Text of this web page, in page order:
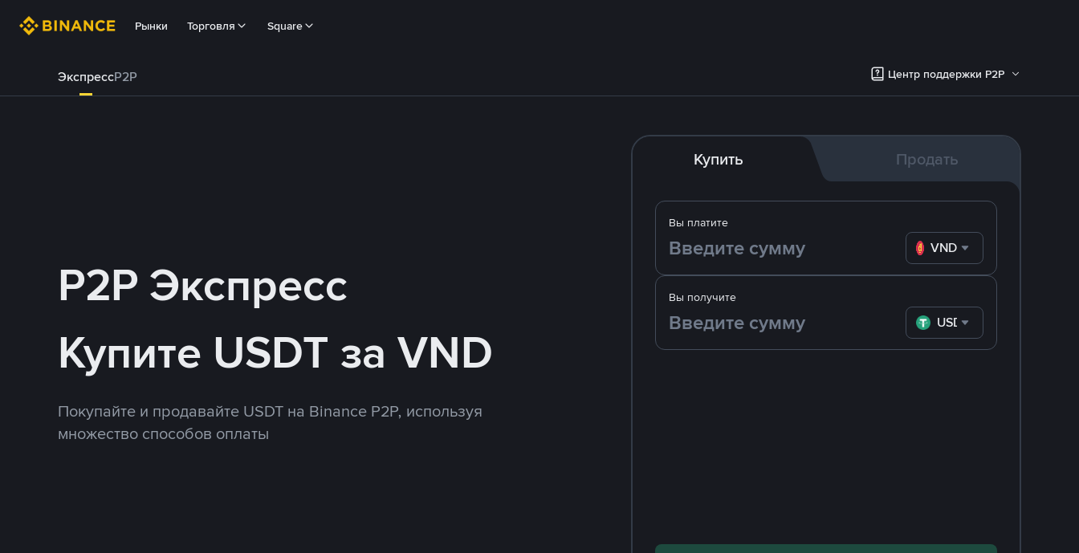
Рынки Торговля Square
ЭкспрессP2P Центр поддержки P2P
P2P Экспресс
Купите USDT за VND
Покупайте и продавайте USDT на Binance P2P, используя
множество способов оплаты
Купить Продать
Вы платите
VND
Вы получите
USDT